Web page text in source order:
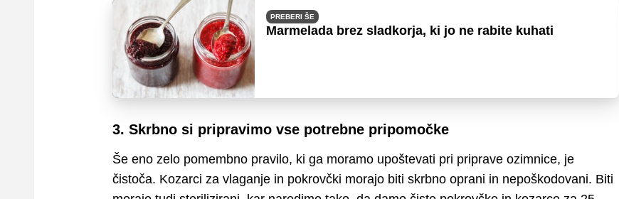
PREBERI ŠE
Marmelada brez sladkorja, ki jo ne rabite kuhati
3. Skrbno si pripravimo vse potrebne pripomočke
Še eno zelo pomembno pravilo, ki ga moramo upoštevati pri priprave ozimnice, je
čistoča. Kozarci za vlaganje in pokrovčki morajo biti skrbno oprani in nepoškodovani. Biti